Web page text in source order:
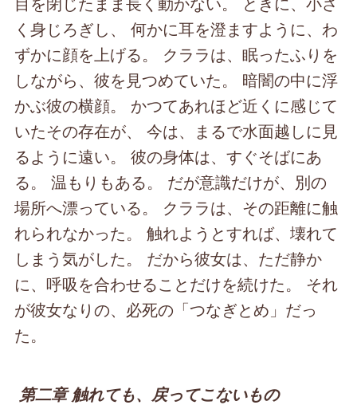
く身じろぎし、 何かに耳を澄ますように、わ
ずかに顔を上げる。 クララは、眠ったふりを
しながら、彼を見つめていた。 暗闇の中に浮
かぶ彼の横顔。 かつてあれほど近くに感じて
いたその存在が、 今は、まるで水面越しに見
るように遠い。 彼の身体は、すぐそばにあ
る。 温もりもある。 だが意識だけが、別の
場所へ漂っている。 クララは、その距離に触
れられなかった。 触れようとすれば、壊れて
しまう気がした。 だから彼女は、ただ静か
に、呼吸を合わせることだけを続けた。 それ
が彼女なりの、必死の「つなぎとめ」だっ
た。
第二章 触れても、戻ってこないもの